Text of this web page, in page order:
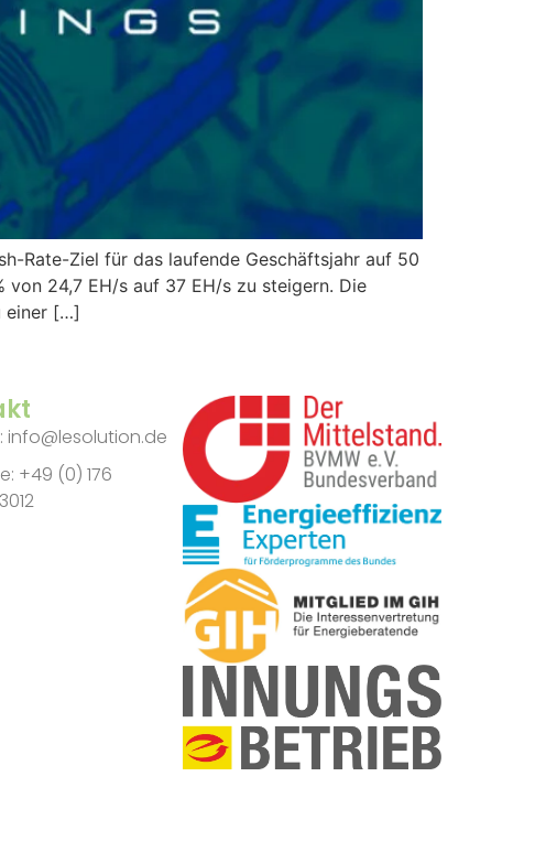
Rate-Ziel für das laufende Geschäftsjahr auf 50
24,7 EH/s auf 37 EH/s zu steigern. Die
einer […]
info@lesolution.de
+49 (0) 176